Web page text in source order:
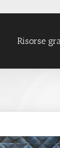
Risorse